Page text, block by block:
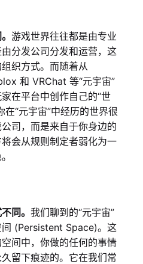
游戏世界往往都是由专业
分发公司分发和运营，这
织方式。而随着从
和 VRChat 等“元宇宙”
在平台中创作自己的“世
在“元宇宙”中经历的世界很
司，而是来自于你身边的
会从规则制定者弱化为一
同。 我们聊到的“元宇宙”
间 (Persistent Space)。这
间中，你做的任何的事情
留下痕迹的。它在我们常